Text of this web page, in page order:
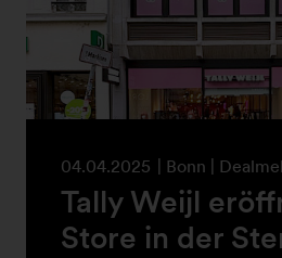
04.04.2025 Bonn |
Tally Weijl
Store in der